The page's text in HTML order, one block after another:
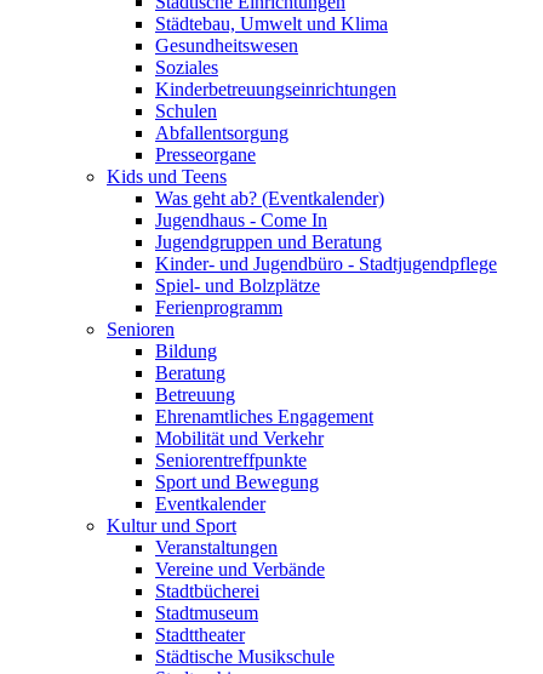
Städtebau, Umwelt und Klima
Gesundheitswesen
Soziales
Kinderbetreuungseinrichtungen
Schulen
Abfallentsorgung
Presseorgane
Kids und Teens
Was geht ab? (Eventkalender)
Jugendhaus - Come In
Jugendgruppen und Beratung
Kinder- und Jugendbüro - Stadtjugendpflege
Spiel- und Bolzplätze
Ferienprogramm
Senioren
Bildung
Beratung
Betreuung
Ehrenamtliches Engagement
Mobilität und Verkehr
Seniorentreffpunkte
Sport und Bewegung
Eventkalender
Kultur und Sport
Veranstaltungen
Vereine und Verbände
Stadtbücherei
Stadtmuseum
Stadttheater
Städtische Musikschule